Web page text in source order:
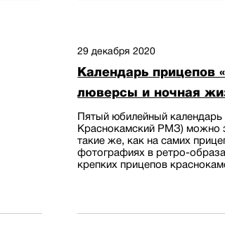
29 декабря 2020
Календарь прицепов
люверсы и ночная
Пятый юбилейный
Краснокамский РМЗ) можно
такие же, как на самих
фотографиях в ретро-
крепких прицепов